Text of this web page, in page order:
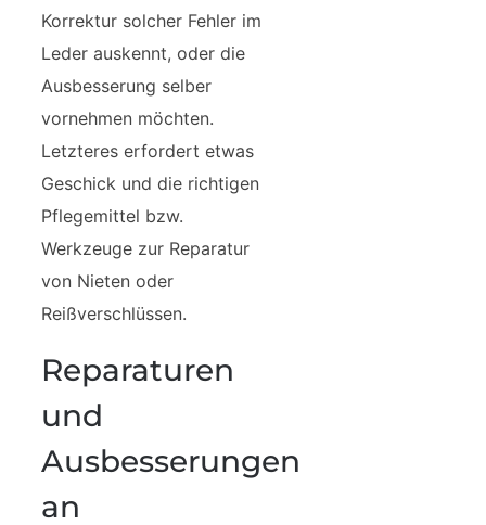
Korrektur solcher Fehler im
Leder auskennt, oder die
Ausbesserung selber
vornehmen möchten.
Letzteres erfordert etwas
Geschick und die richtigen
Pflegemittel bzw.
Werkzeuge zur Reparatur
von Nieten oder
Reißverschlüssen.
Reparaturen
und
Ausbesserungen
an